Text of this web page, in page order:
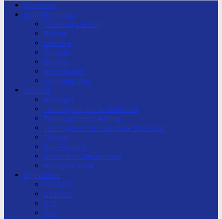
Startseite
Judo-Abteilung
Abteilungsleitung
Beitritt
Beiträge
Chronik
Kontakt
Breitensport
Leistungssport
Training
Anfänger
Trainingszeiten Großhadern
Trainingszeiten Aubing
Trainingszeit Grundschule Stockdorf
Trainer
Dan-Training
Gürtelprüfungskonzept
Hallenordnung
Ergebnisse
U10/U12
U13/U15
U18
U21